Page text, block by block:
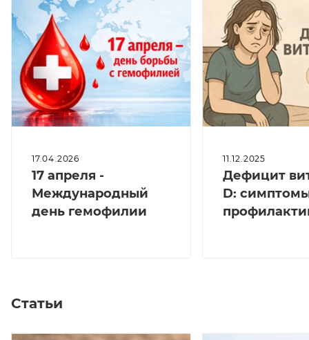
17.04.2026
17 апреля -
Международный
день гемофилии
11.12.2025
Дефицит
D:
Статьи